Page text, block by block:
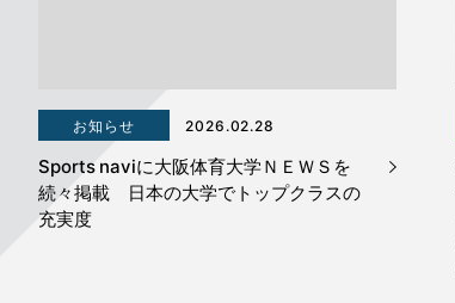
お知らせ 2026.02.28
Sports naviに大阪体育大学ＮＥＷＳを
続々掲載 日本の大学でトップクラスの
充実度